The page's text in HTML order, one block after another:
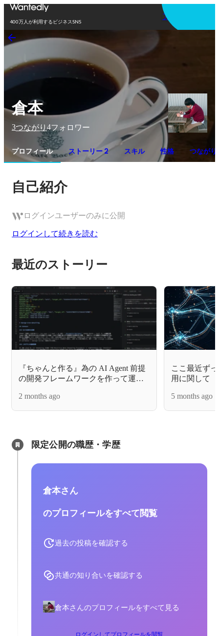
400万人が利用するビジネスSNS
アプリを使う
倉本
3つながり 4フォロワー
プロフィール ストーリー 2 スキル 性格 つながり
自己紹介
ログインユーザーのみに公開
ログインして続きを読む
最近のストーリー
『ちゃんと作る』為の AI Agent 前提
の開発フレームワークを作って運用
2 months ago
ここ最近ず
用に関して
5 months ago
限定公開の職歴・学歴
倉本さん
のプロフィールをすべて閲覧
過去の投稿を確認する
共通の知り合いを確認する
倉本さんのプロフィールをすべて見る
ログインしてプロフィールを閲覧